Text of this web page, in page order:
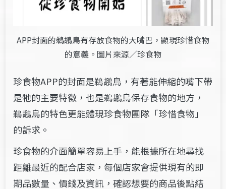
APP封面的鵜鶘鳥有存放食物的大嘴巴，顯現珍惜食物
的意義。圖片來源／珍食物
珍食物APP的封面是鵜鶘鳥，有著能伸縮的嘴下帶
是牠的主要特徵，也是鵜鶘鳥保存食物的地方，
鵜鶘鳥的特色更能體現珍食物團隊「珍惜食物」
的訴求。
珍食物的介面簡單容易上手，能根據所在地尋找
距離最近的配合店家，每個店家會提供現有的即
期品數量、價錢及資訊，確認想要的商品後點結